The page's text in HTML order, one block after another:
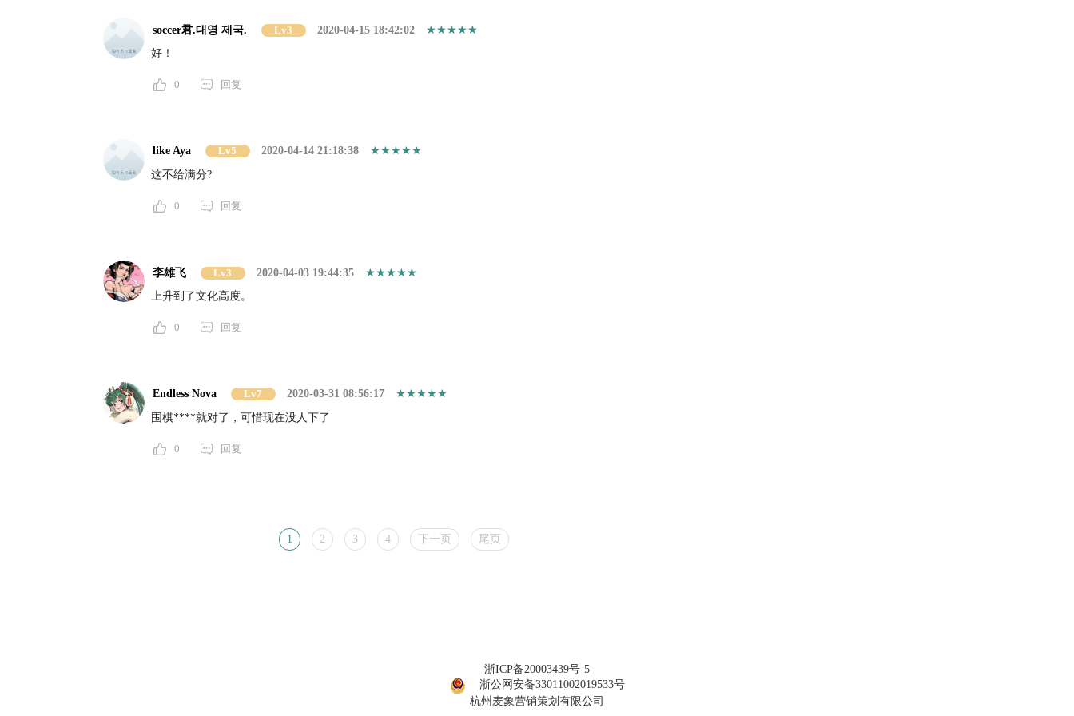
soccer君.대영 제국. Lv3
2020-04-15 18:42:02
好！
0 回复
like Aya Lv5
2020-04-14 21:18:38
这不给满分?
0 回复
李雄飞 Lv3
2020-04-03 19:44:35
上升到了文化高度。
0 回复
Endless Nova Lv7
2020-03-31 08:56:17
围棋****就对了，可惜现在没人下了
0 回复
1 2 3 4 下一页 尾页
浙ICP备20003439号-5
浙公网安备33011002019533号
杭州麦象营销策划有限公司